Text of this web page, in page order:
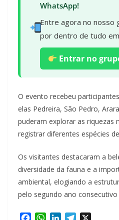
WhatsApp!
Entre agora no nosso
por dentro de tudo
Entrar no
O evento recebeu
elas Pedreira, São Pedro,
puderam explorar as riquezas
registrar diferentes espécies
Os visitantes destacaram a
diversidade da fauna e a
ambiental, elogiando a
pelo segundo ano
W